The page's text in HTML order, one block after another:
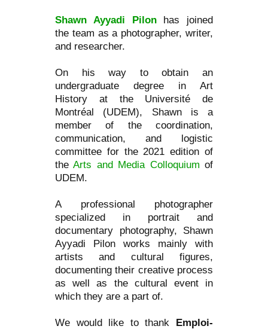
Shawn Ayyadi Pilonhas joined
the team as a photographer, writer,
and researcher.
On his way to obtain an
undergraduate degree in Art
History at the Université de
Montréal (UDEM), Shawn is a
member of the coordination,
communication, and logistic
committee for the 2021 edition of
theArts and Media Colloquium of
UDEM.
A professional photographer
specialized in portrait and
documentary photography, Shawn
Ayyadi Pilon works mainly with
artists and cultural figures,
documenting their creative process
as well as the cultural event in
which they are a part of.
We would like to thank Emploi-